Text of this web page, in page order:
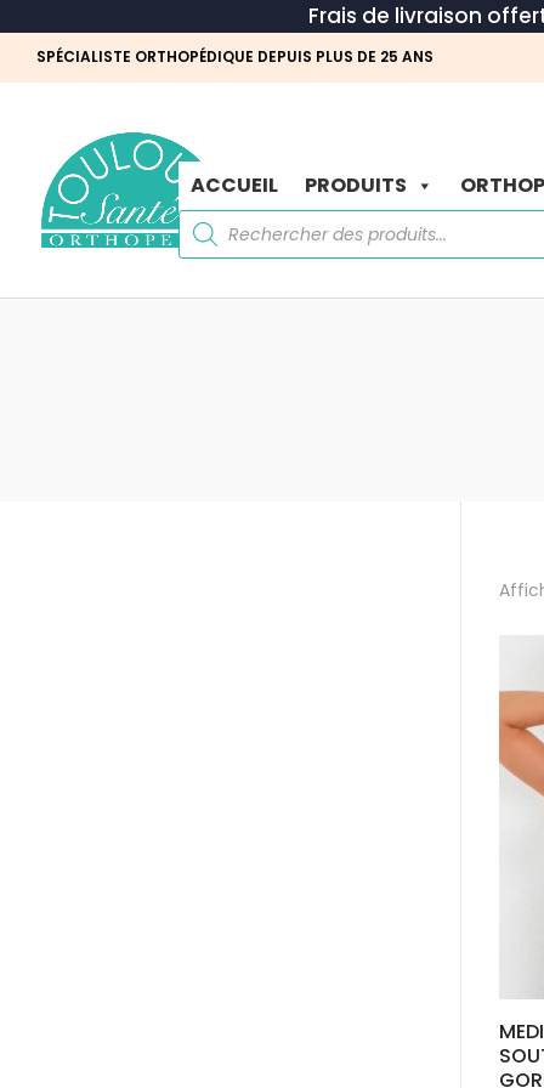
Frais de livraison
SPÉCIALISTE ORTHOPÉDIQUE DEPUIS PLUS DE 25 ANS
ACCUEIL PRODUITS
Recherche
de
produits